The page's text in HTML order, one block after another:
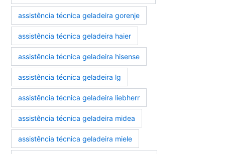
assistência técnica geladeira gorenje
assistência técnica geladeira haier
assistência técnica geladeira hisense
assistência técnica geladeira lg
assistência técnica geladeira liebherr
assistência técnica geladeira midea
assistência técnica geladeira miele